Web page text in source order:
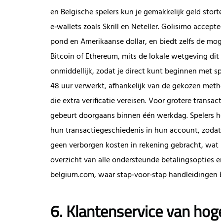
en Belgische spelers kun je gemakkelijk geld
e‑wallets zoals Skrill en Neteller. Golisimo
pond en Amerikaanse dollar, en biedt zelfs de
Bitcoin of Ethereum, mits de lokale wetgeving
onmiddellijk, zodat je direct kunt beginnen met
48 uur verwerkt, afhankelijk van de gekozen
die extra verificatie vereisen. Voor grotere
gebeurt doorgaans binnen één werkdag.
hun transactiegeschiedenis in hun account,
geen verborgen kosten in rekening gebracht,
overzicht van alle ondersteunde betalingsopties
belgium.com, waar stap‑voor‑stap handleidingen
6. Klantenservice van